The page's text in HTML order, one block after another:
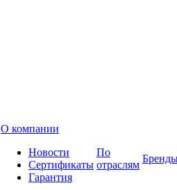
О компании
Новости
Сертификаты
Гарантия
По
отраслям